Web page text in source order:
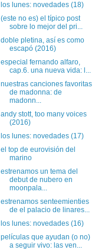
los lunes: novedades (18)
(este no es) el típico post
sobre lo mejor del pri...
doble pletina, así es como
escapó (2016)
especial fernando alfaro,
cap.6. una nueva vida: l...
nuestras canciones favoritas
de madonna: de
madonn...
andy stott, too many voices
(2016)
los lunes: novedades (17)
el top de eurovisión del
marino
estrenamos un tema del
debut de nubero en
moonpala...
estrenamos senteemienties
de el palacio de linares...
los lunes: novedades (16)
películas que ayudan (o no)
a seguir vivo: las ven...